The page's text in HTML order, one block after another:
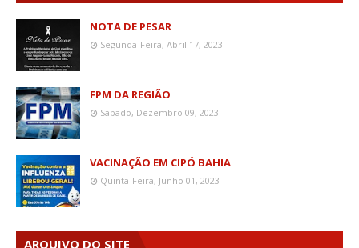
NOTA DE PESAR
Segunda-Feira, Abril 17, 2023
FPM DA REGIÃO
Sábado, Dezembro 09, 2023
VACINAÇÃO EM CIPÓ BAHIA
Quinta-Feira, Junho 01, 2023
ARQUIVO DO SITE